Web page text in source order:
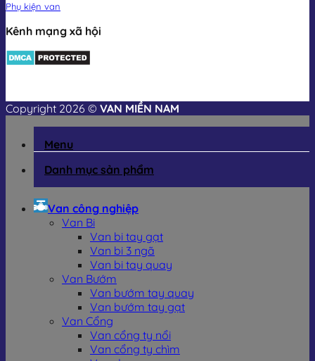
Phụ kiện van
Kênh mạng xã hội
Copyright 2026 © VAN MIỀN NAM
Menu
Danh mục sản phẩm
Van công nghiệp
Van Bi
Van bi tay gạt
Van bi 3 ngã
Van bi tay quay
Van Bướm
Van bướm tay quay
Van bướm tay gạt
Van Cổng
Van cổng ty nổi
Van cổng ty chìm